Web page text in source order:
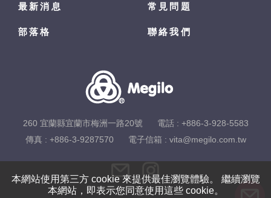
本網站使用第三方 cookie 來提供最佳瀏覽體驗。 繼續瀏覽
本網站，即表示您同意使用這些 cookie。
最新消息 常見問題
部落格 聯絡我們
260 宜蘭縣宜蘭市梅洲一路20號 電話 : +886-3-928-5583
傳真 : +886-3-9287570
電子信箱 : vita@megilo.com.tw